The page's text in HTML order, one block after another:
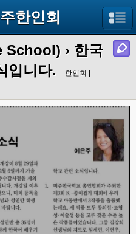
한인회
School) › 한국
입니다.
한인회 |